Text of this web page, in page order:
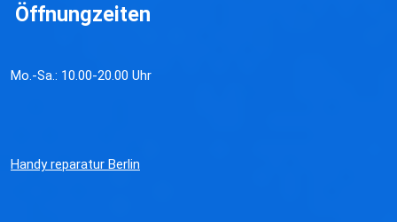
Öffnungzeiten
Mo.-Sa.: 10.00-20.00 Uhr
Handy reparatur Berlin